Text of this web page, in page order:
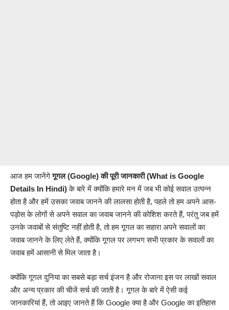
आज हम जानेंगेगूगल (Google) की पूरी जानकारी (What is Google
Details In Hindi)के बारे में क्योंकि हमारे मन में जब भी कोई सवाल उत्पन्न
होता है और हमें उसका जवाब जानने की लालसा होती है, पहले तो हम अपने आस-
पड़ोस के लोगों से अपने सवाल का जवाब जानने की कोशिश करते हैं, परंतु जब हमें
उनके जवाबों से संतुष्टि नहीं होती है, तो हम गूगल का सहारा अपने सवालों का
जवाब जानने के लिए लेते हैं, क्योंकि गूगल पर लगभग सभी प्रकार के सवालों का
जवाब हमें आसानी से मिल जाता है।
क्योंकि गूगल दुनिया का सबसे बड़ा सर्च इंजन है और रोजाना इस पर लाखों सवाल
और अन्य प्रकार की चीजें सर्च की जाती है। गूगल के बारे में ऐसी कई
जानकारियां हैं, तो आइए जानते हैं कि Google क्या है और Google का इतिहास